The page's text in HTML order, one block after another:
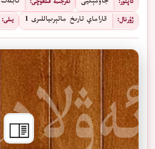
ئاپتور: جاۋمېڭيى تەرجىمە قىلغۇچى:
ژۇرنال: قاراماي تارىخ ماتېرىياللىرى 1 يىلى: